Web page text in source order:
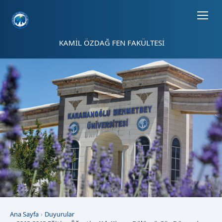
KAMİL ÖZDAĞ FEN FAKÜLTESİ
Ana Sayfa
Duyurular